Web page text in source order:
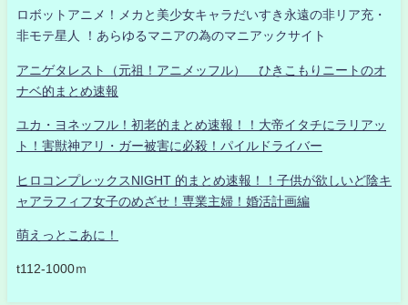
ロボットアニメ！メカと美少女キャラだいすき永遠の非リア充・
非モテ星人 ！あらゆるマニアの為のマニアックサイト
アニゲタレスト（元祖！アニメッフル） ひきこもりニートのオ
ナベ的まとめ速報
ユカ・ヨネッフル！初老的まとめ速報！！大帝イタチにラリアッ
ト！害獣神アリ・ガー被害に必殺！パイルドライバー
ヒロコンプレックスNIGHT 的まとめ速報！！子供が欲しいど陰キ
ャアラフィフ女子のめざせ！専業主婦！婚活計画編
萌えっとこあに！
t112-1000ｍ